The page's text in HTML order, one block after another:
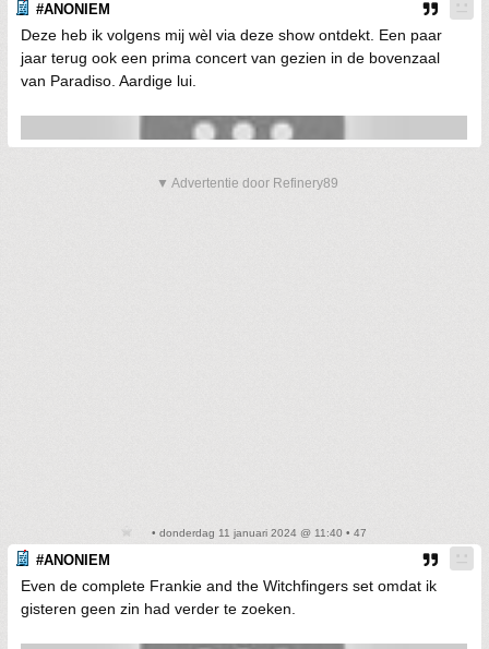
#ANONIEM
Deze heb ik volgens mij wèl via deze show ontdekt. Een paar
jaar terug ook een prima concert van gezien in de bovenzaal
van Paradiso. Aardige lui.
▼ Advertentie door Refinery89
• donderdag 11 januari 2024 @ 11:40 • 47
#ANONIEM
Even de complete Frankie and the Witchfingers set omdat ik
gisteren geen zin had verder te zoeken.